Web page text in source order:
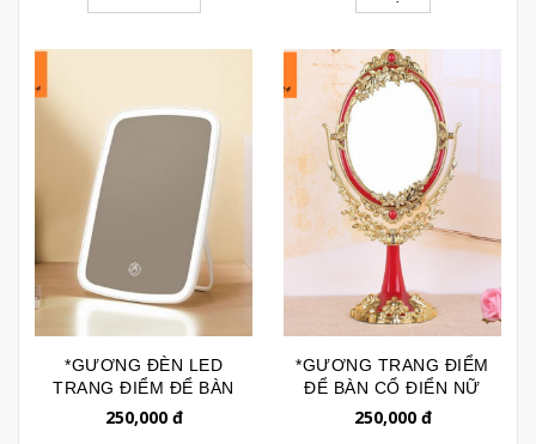
*GƯƠNG ĐÈN LED
TRANG ĐIỂM ĐỂ BÀN
CHỮ NHẬT TRẮNG
250,000đ
*GƯƠNG TRANG ĐIỂM
ĐỂ BÀN CỔ ĐIỂN NỮ
HOÀNG ĐỎ GTD096
250,000đ